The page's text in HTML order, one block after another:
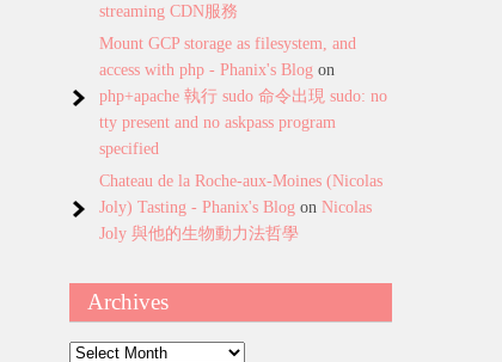
streaming CDN服務
Mount GCP storage as filesystem, and
access with php - Phanix's Blog on
php+apache 執行 sudo 命令出現 sudo: no
tty present and no askpass program
specified
Chateau de la Roche-aux-Moines (Nicolas
Joly) Tasting - Phanix's Blog on Nicolas
Joly 與他的生物動力法哲學
Archives
Archives